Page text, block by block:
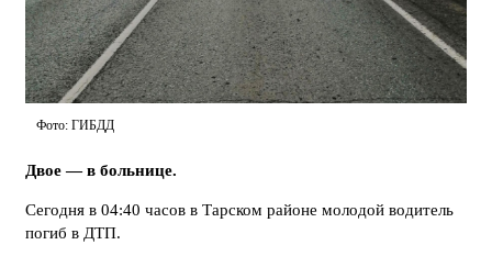
Фото: ГИБДД
Двое — в больнице.
Сегодня в 04:40 часов в Тарском районе молодой водитель
погиб в ДТП.